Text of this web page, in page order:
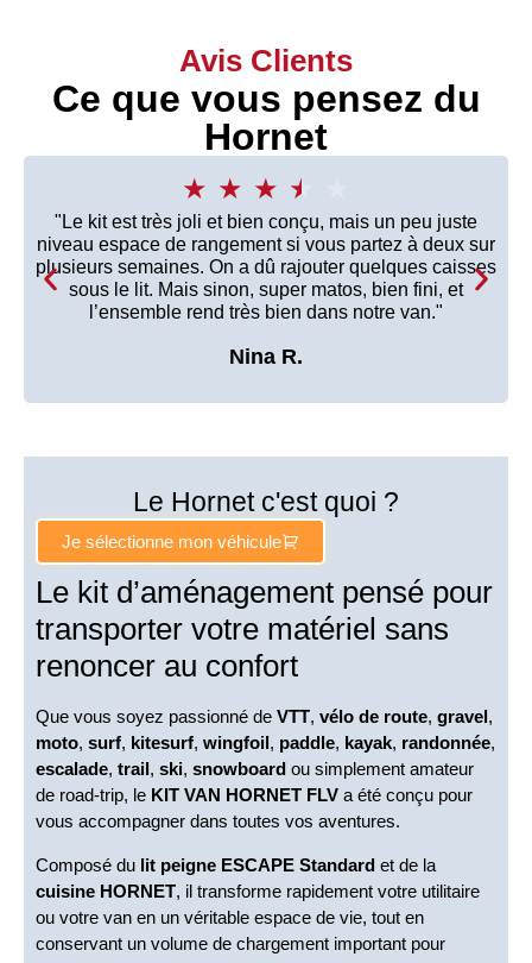
Avis Clients
Ce que vous pensez du
Hornet
mais un peu juste
partez à deux sur
quelques caisses
bien fini, et
notre van."
Le Hornet c'est quoi ?
Je sélectionne mon véhicule
Le kit d’aménagement pensé pour
transporter votre matériel sans
renoncer au confort
Que vous soyez passionné de VTT, vélo de route, gravel,
moto, surf, kitesurf, wingfoil, paddle, kayak, randonnée,
escalade, trail, ski, snowboard ou simplement amateur
de road-trip, le KIT VAN HORNET FLV a été conçu pour
vous accompagner dans toutes vos aventures.
Composé du lit peigne ESCAPE Standard et de la
cuisine HORNET, il transforme rapidement votre utilitaire
ou votre van en un véritable espace de vie, tout en
conservant un volume de chargement important pour